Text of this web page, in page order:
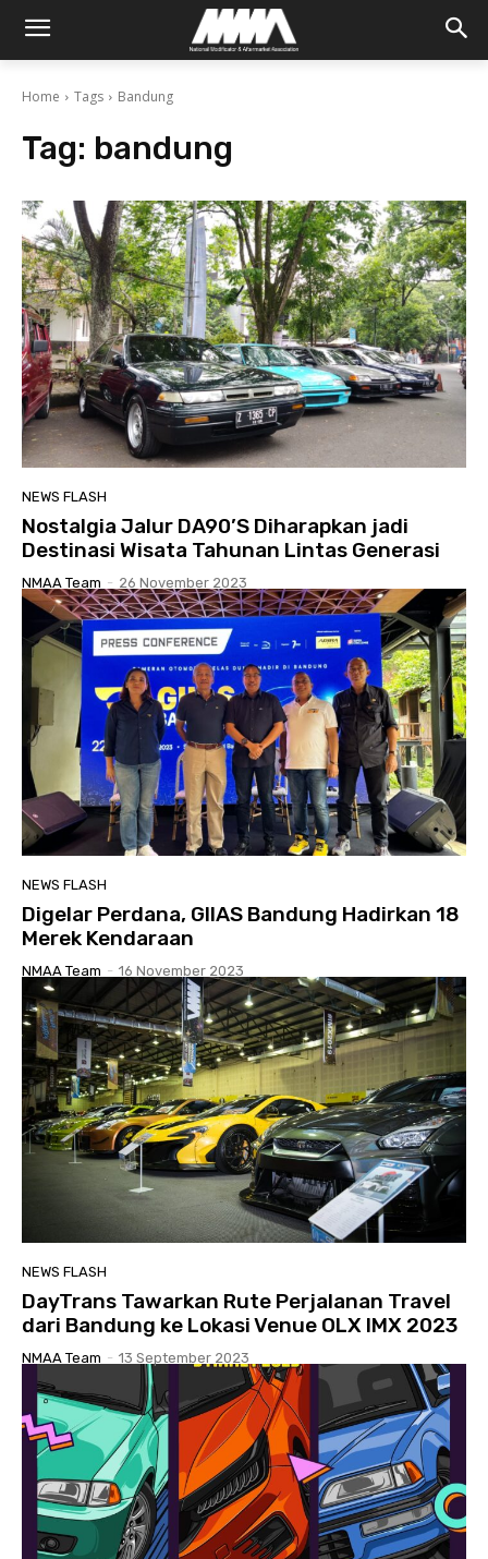
Home Tags Bandung
Tag: bandung
NEWS FLASH
Nostalgia Jalur DA90’S Diharapkan jadi
Destinasi Wisata Tahunan Lintas Generasi
NMAA Team - 26 November 2023
NEWS FLASH
Digelar Perdana, GIIAS Bandung Hadirkan 18
Merek Kendaraan
NMAA Team - 16 November 2023
NEWS FLASH
DayTrans Tawarkan Rute Perjalanan Travel
dari Bandung ke Lokasi Venue OLX IMX 2023
NMAA Team - 13 September 2023